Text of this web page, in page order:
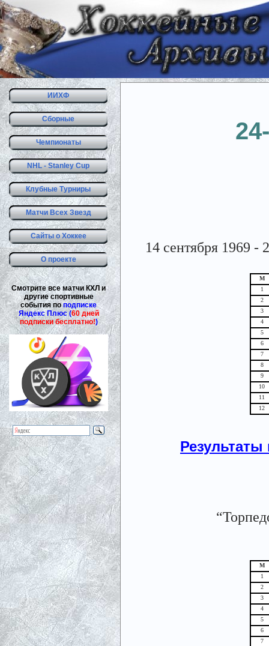
ИИХФ
Сборные
Чемпионаты
NHL - Stanley Cup
Клубные Турниры
Матчи Всех Звезд
Сайты о Хоккее
О проекте
Смотрите все матчи КХЛ и
другие спортивные
события поподписке
Яндекс Плюс (60 дней
подписки бесплатно!)
14 сентября 1969 -
М
1
2
3
4
5
6
7
8
9
10
11
12
Результаты
М
1
2
3
4
5
6
7